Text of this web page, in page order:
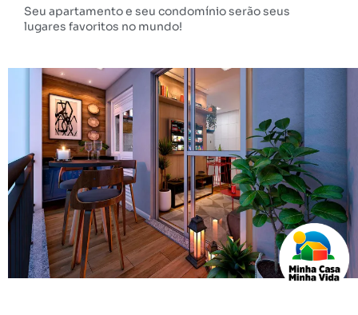
Seu apartamento e seu condomínio serão seus
lugares favoritos no mundo!